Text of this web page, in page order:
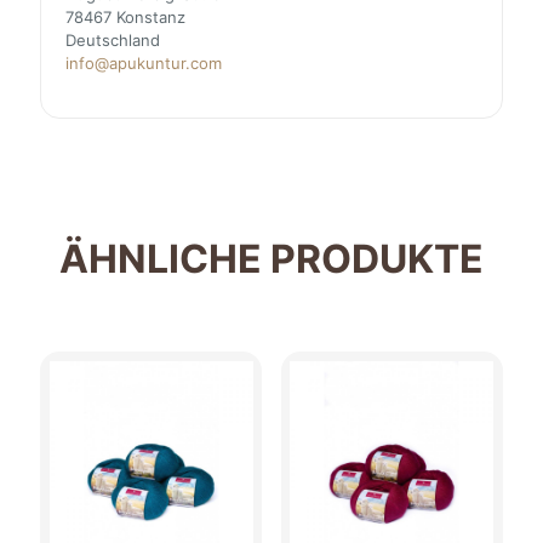
78467 Konstanz
Deutschland
info@apukuntur.com
ÄHNLICHE PRODUKTE